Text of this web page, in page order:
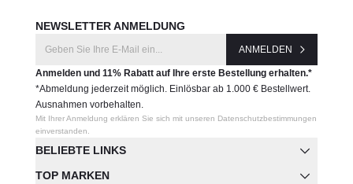
BELIEBTE LINKS
TOP MARKEN
NEWSLETTER ANMELDUNG
ANMELDEN
Anmelden und 11% Rabatt auf Ihre erste Bestellung erhalten.*
*Abmeldung jederzeit möglich. Einlösbar ab 1.000 € Bestellwert.
Ausnahmen vorbehalten.
Mit Ihrer Anmeldung erklären Sie sich mit unseren Datenschutzbestimmungen
einverstanden.